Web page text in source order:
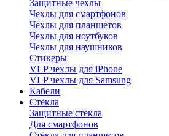
Защитные чехлы
Чехлы для смартфонов
Чехлы для планшетов
Чехлы для ноутбуков
Чехлы для наушников
Стикеры
VLP чехлы для iPhone
VLP чехлы для Samsung
Кабели
Стёкла
Защитные стёкла
Для смартфонов